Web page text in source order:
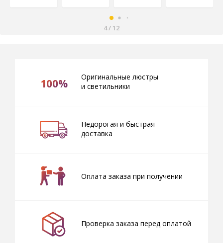
4/ 12
100%
Оригинальные люстры
и светильники
Недорогая и быстрая
доставка
Оплата заказа при получении
Проверка заказа перед оплатой